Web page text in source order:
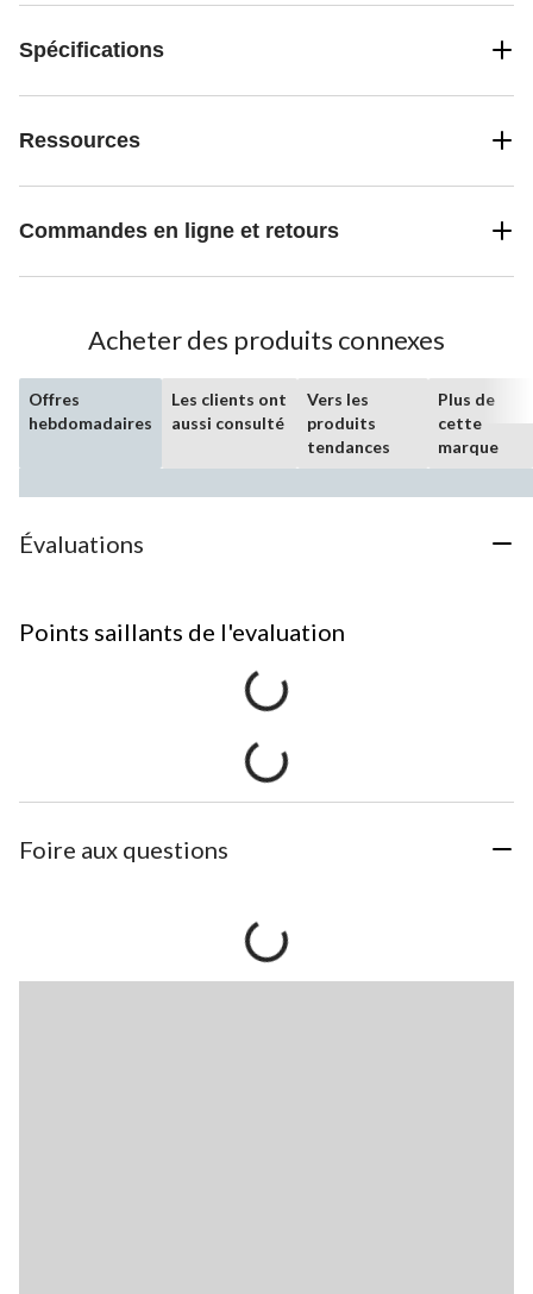
Spécifications
Ressources
Commandes en ligne et retours
Acheter des produits connexes
Offres
hebdomadaires
Les clients ont
aussi consulté
Vers les
produits
tendances
Plus de
cette
marque
Évaluations
Points saillants de l'evaluation
Foire aux questions